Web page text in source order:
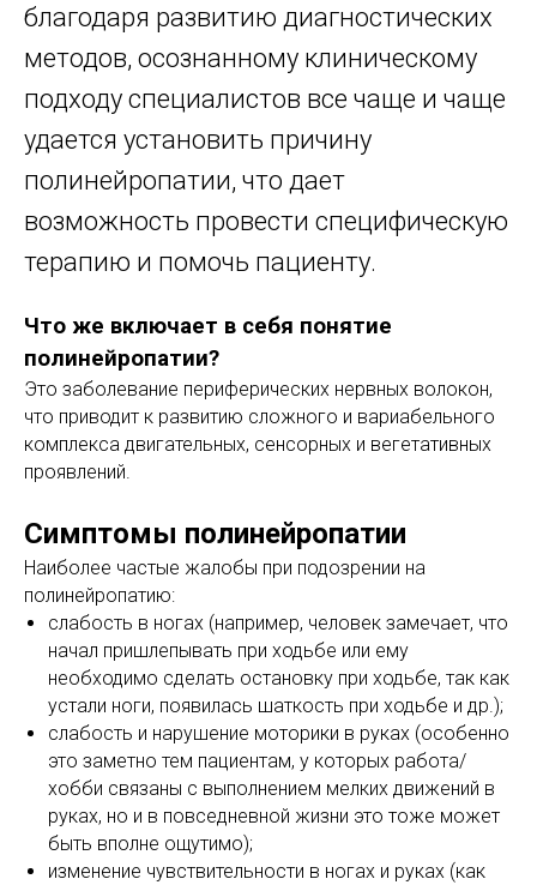
благодаря развитию диагностических
методов, осознанному клиническому
подходу специалистов все чаще и чаще
удается установить причину
полинейропатии, что дает
возможность провести специфическую
терапию и помочь пациенту.
Что же включает в себя понятие
полинейропатии?
Это заболевание периферических нервных волокон,
что приводит к развитию сложного и вариабельного
комплекса двигательных, сенсорных и вегетативных
проявлений.
Симптомы полинейропатии
Наиболее частые жалобы при подозрении на
полинейропатию:
слабость в ногах (например, человек замечает, что
начал пришлепывать при ходьбе или ему
необходимо сделать остановку при ходьбе, так как
устали ноги, появилась шаткость при ходьбе и др.);
слабость и нарушение моторики в руках (особенно
это заметно тем пациентам, у которых работа/
хобби связаны с выполнением мелких движений в
руках, но и в повседневной жизни это тоже может
быть вполне ощутимо);
изменение чувствительности в ногах и руках (как